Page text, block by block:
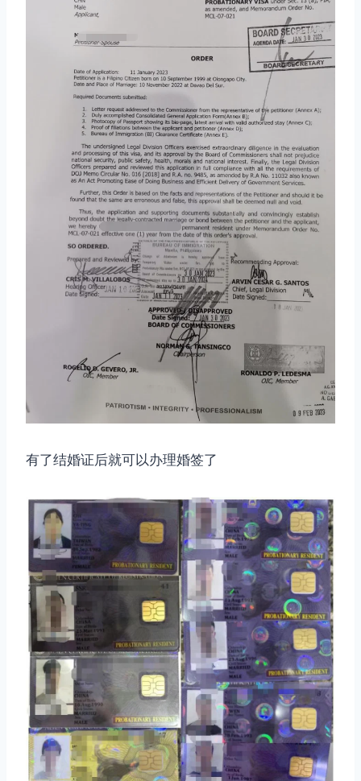
有了结婚证后就可以办理婚签了